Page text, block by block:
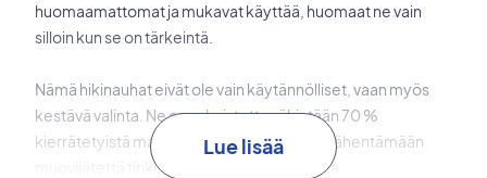
huomaamattomat ja mukavat käyttää, huomaat ne vain
silloin kun se on tärkeintä.
Nämä hikinauhat eivät ole vain käytännölliset, vaan myös
kestävä valinta. Ne on valmistettu vähintään 70 %
kierrätetyistä materiaaleista, mikä auttaa vähentämään
muovijätettä tinkimättä toiminnallisuudesta.
Lue lisää